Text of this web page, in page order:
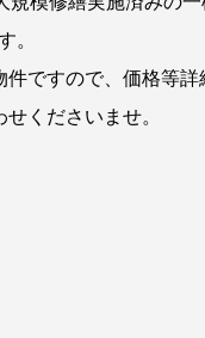
。
ですので、価格等
くださいませ。